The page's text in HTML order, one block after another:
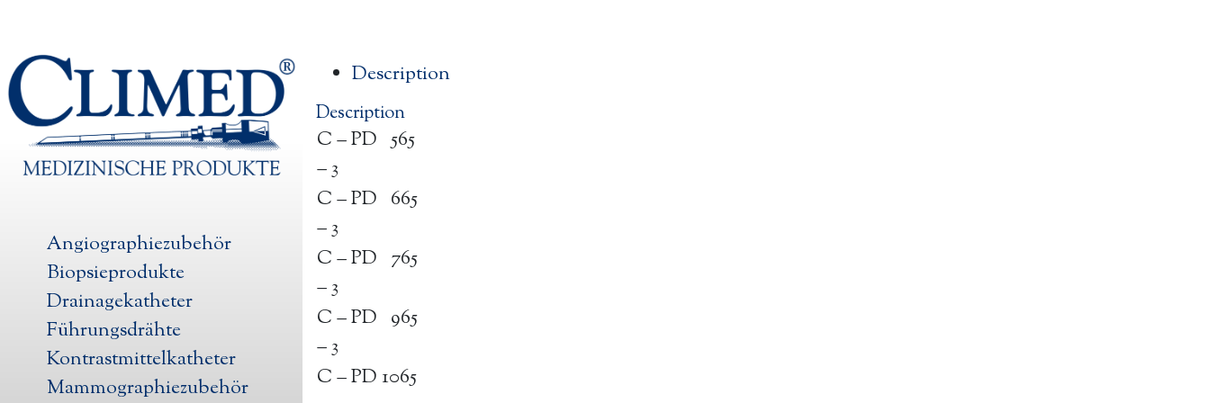
Angiographiezubehör
Biopsieprodukte
Drainagekatheter
Führungsdrähte
Kontrastmittelkatheter
Mammographiezubehör
Description
Description
C – PD 565
– 3
C – PD 665
– 3
C – PD 765
– 3
C – PD 965
– 3
C – PD 1065